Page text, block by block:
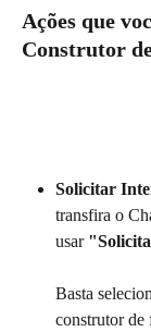
Ações que
Construtor
Solicitar
transfira o
usar
Basta
construtor de